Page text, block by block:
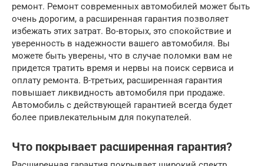
ремонт. Ремонт современных автомобилей может быть
очень дорогим, а расширенная гарантия позволяет
избежать этих затрат. Во-вторых, это спокойствие и
уверенность в надежности вашего автомобиля. Вы
можете быть уверены, что в случае поломки вам не
придется тратить время и нервы на поиск сервиса и
оплату ремонта. В-третьих, расширенная гарантия
повышает ликвидность автомобиля при продаже.
Автомобиль с действующей гарантией всегда будет
более привлекательным для покупателей.
Что покрывает расширенная гарантия?